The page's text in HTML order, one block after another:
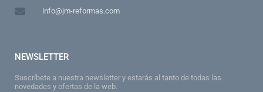
info@jm-reformas.com
NEWSLETTER
Suscríbete a nuestra newsletter y estarás al tanto de todas las
novedades y ofertas de la web.